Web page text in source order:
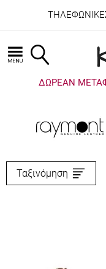
ΔΩΡΕΑΝ
Ταξινόμηση